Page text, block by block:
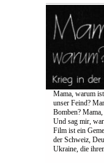
Mama, warum
unser Feind?
Bomben?
Und sag mir,
Film ist ein
der Schweiz,
Ukraine, die